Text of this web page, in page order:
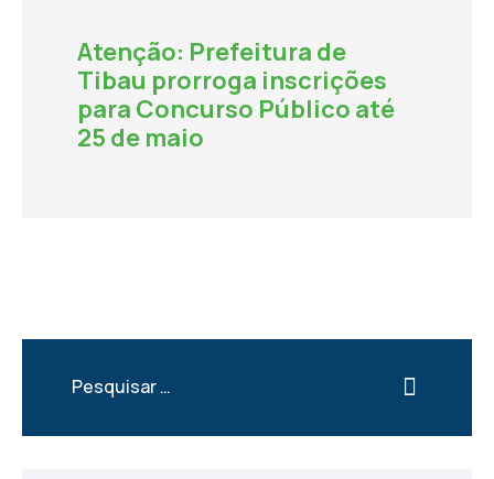
Atenção: Prefeitura de
Tibau prorroga inscrições
para Concurso Público até
25 de maio